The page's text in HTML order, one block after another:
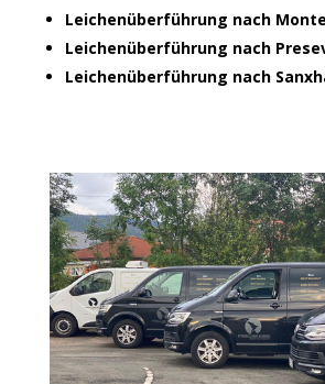
Leichenüberführung nach
Leichenüberführung nach
Leichenüberführung nach